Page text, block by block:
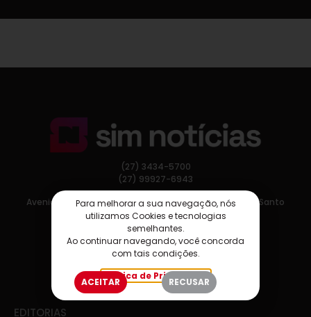
(27) 3434-5700
(27) 99927-6943
Avenida Nossa Senhora da Penha, 275, Vitória, Espírito Santo
EDITORIAS
Para melhorar a sua navegação, nós
utilizamos Cookies e tecnologias
semelhantes.
Ao continuar navegando, você concorda
com tais condições.
Política de Privacidade
ACEITAR RECUSAR